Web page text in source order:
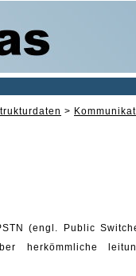
>
(engl. Public
herkömmliche